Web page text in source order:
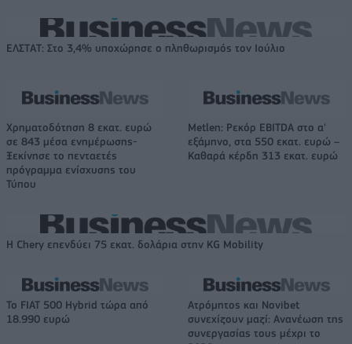
ΕΛΣΤΑΤ: Στο 3,4% υποχώρησε ο πληθωρισμός τον Ιούλιο
Χρηματοδότηση 8 εκατ. ευρώ
σε 843 μέσα ενημέρωσης-
Ξεκίνησε το πενταετές
πρόγραμμα ενίσχυσης του
Τύπου
Metlen: Ρεκόρ EBITDA στο α'
εξάμηνο, στα 550 εκατ. ευρώ –
Καθαρά κέρδη 313 εκατ. ευρώ
Η Chery επενδύει 75 εκατ. δολάρια στην KG Mobility
Το FIAT 500 Hybrid τώρα από
18.990 ευρώ
Ατρόμητος και Novibet
συνεχίζουν μαζί: Ανανέωση της
συνεργασίας τους μέχρι το